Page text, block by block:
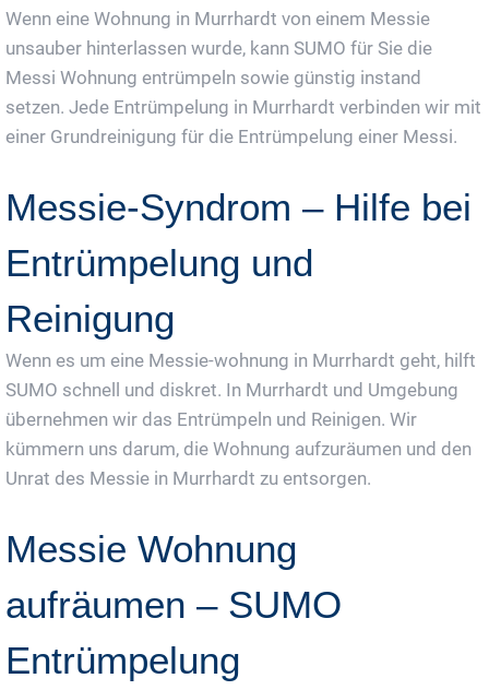
Wenn eine Wohnung in Murrhardt von einem Messie
unsauber hinterlassen wurde, kann SUMO für Sie die
Messi Wohnung entrümpeln sowie günstig instand
setzen. Jede Entrümpelung in Murrhardt verbinden wir mit
einer Grundreinigung für die Entrümpelung einer Messi.
Messie-Syndrom – Hilfe bei
Entrümpelung und
Reinigung
Wenn es um eine Messie-wohnung in Murrhardt geht, hilft
SUMO schnell und diskret. In Murrhardt und Umgebung
übernehmen wir das Entrümpeln und Reinigen. Wir
kümmern uns darum, die Wohnung aufzuräumen und den
Unrat des Messie in Murrhardt zu entsorgen.
Messie Wohnung
aufräumen – SUMO
Entrümpelung